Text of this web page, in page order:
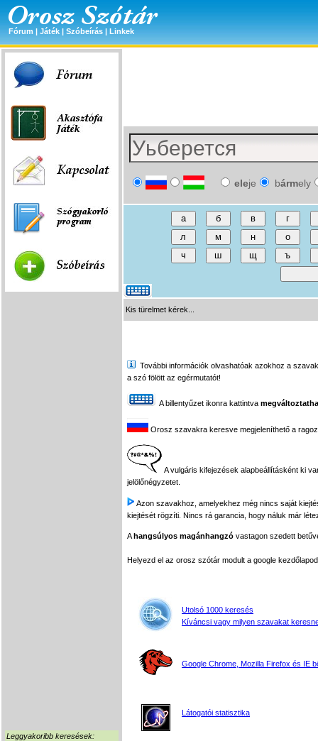
Fórum | Játék | Szóbeírás | Linkek
Leggyakoribb keresések:
eleje bármely
Kis türelmet kérek...
További információk olvashatóak azokhoz a
a szó fölött az egérmutatót!
A billentyűzet ikonra kattintva
Orosz szavakra keresve megjeleníthető a
A vulgáris kifejezések alapbeállításként ki
jelölőnégyzetet.
Azon szavakhoz, amelyekhez még nincs saját
kiejtését rögzíti. Nincs rá garancia, hogy náluk már
Ahangsúlyos magánhangzó vastagon szedett
Helyezd el az orosz szótár modult a google
Utolsó 1000 keresés
Kíváncsi vagy milyen szavakat
Google Chrome, Mozilla Firefox és IE
Látogatói statisztika